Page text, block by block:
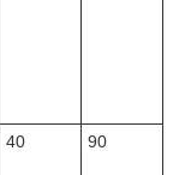
40 90